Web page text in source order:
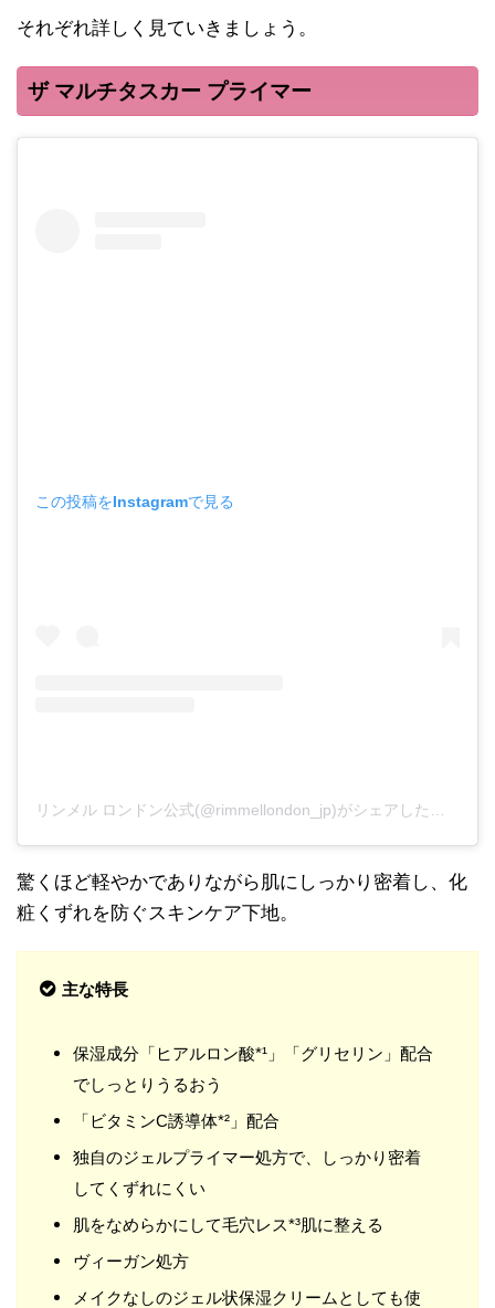
それぞれ詳しく見ていきましょう。
ザ マルチタスカー プライマー
この投稿をInstagramで見る
驚くほど軽やかでありながら肌にしっかり密着し、化
粧くずれを防ぐスキンケア下地。
主な特長
保湿成分「ヒアルロン酸*¹」「グリセリン」配合
でしっとりうるおう
「ビタミンC誘導体*²」配合
独自のジェルプライマー処方で、しっかり密着
してくずれにくい
肌をなめらかにして毛穴レス*³肌に整える
ヴィーガン処方
メイクなしのジェル状保湿クリームとしても使